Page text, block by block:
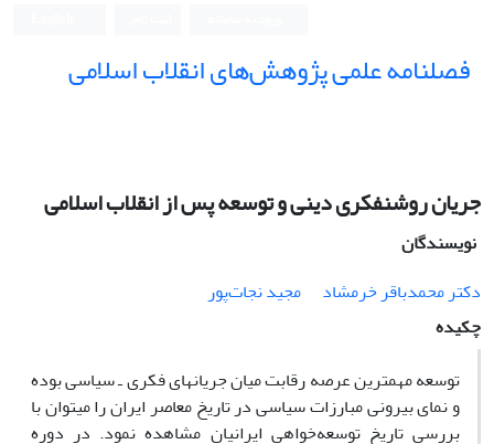
فصلنامه علمی پژوهش‌های انقلاب اسلامی
جریان روشنفکری دینی و توسعه پس از انقلاب اسلامی
نویسندگان
دکتر محمدباقر خرمشاد
مجید نجات‌پور
چکیده
توسعه مهمترین عرصه رقابت میان جریان­های فکری ـ سیاسی بوده
و نمای بیرونی مبارزات سیاسی در تاریخ معاصر ایران را می­توان با
بررسی تاریخ توسعه­‌خواهی ایرانیان مشاهده نمود. در دوره